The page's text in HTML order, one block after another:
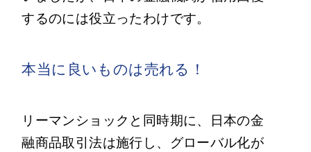
するのには役立ったわけです。
本当に良いものは売れる！
リーマンショックと同時期に、日本の金
融商品取引法は施行し、グローバル化が